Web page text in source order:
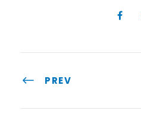
PREV